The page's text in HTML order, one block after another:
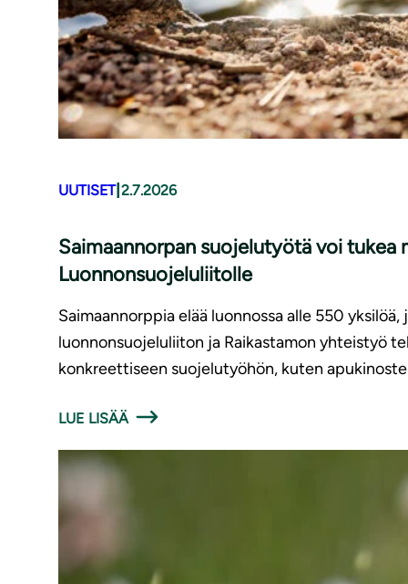
UUTISET| 2.7.2026
Saimaannorpan suojelutyötä voi tukea
Luonnonsuojeluliitolle
Saimaannorppia elää luonnossa alle 550
luonnonsuojeluliiton ja Raikastamon yhteistyö
konkreettiseen suojelutyöhön, kuten
LUE LISÄÄ